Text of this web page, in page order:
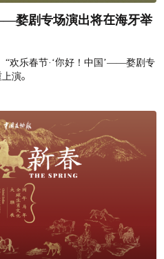
婺剧专场演出将在海牙举
“欢乐春节·‘你好！中国’——婺剧专
演。